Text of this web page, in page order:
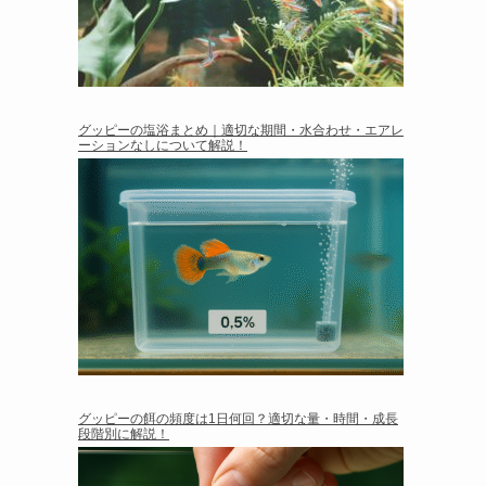
グッピーの塩浴まとめ｜適切な期間・水合わせ・エアレ
ーションなしについて解説！
グッピーの餌の頻度は1日何回？適切な量・時間・成長
段階別に解説！